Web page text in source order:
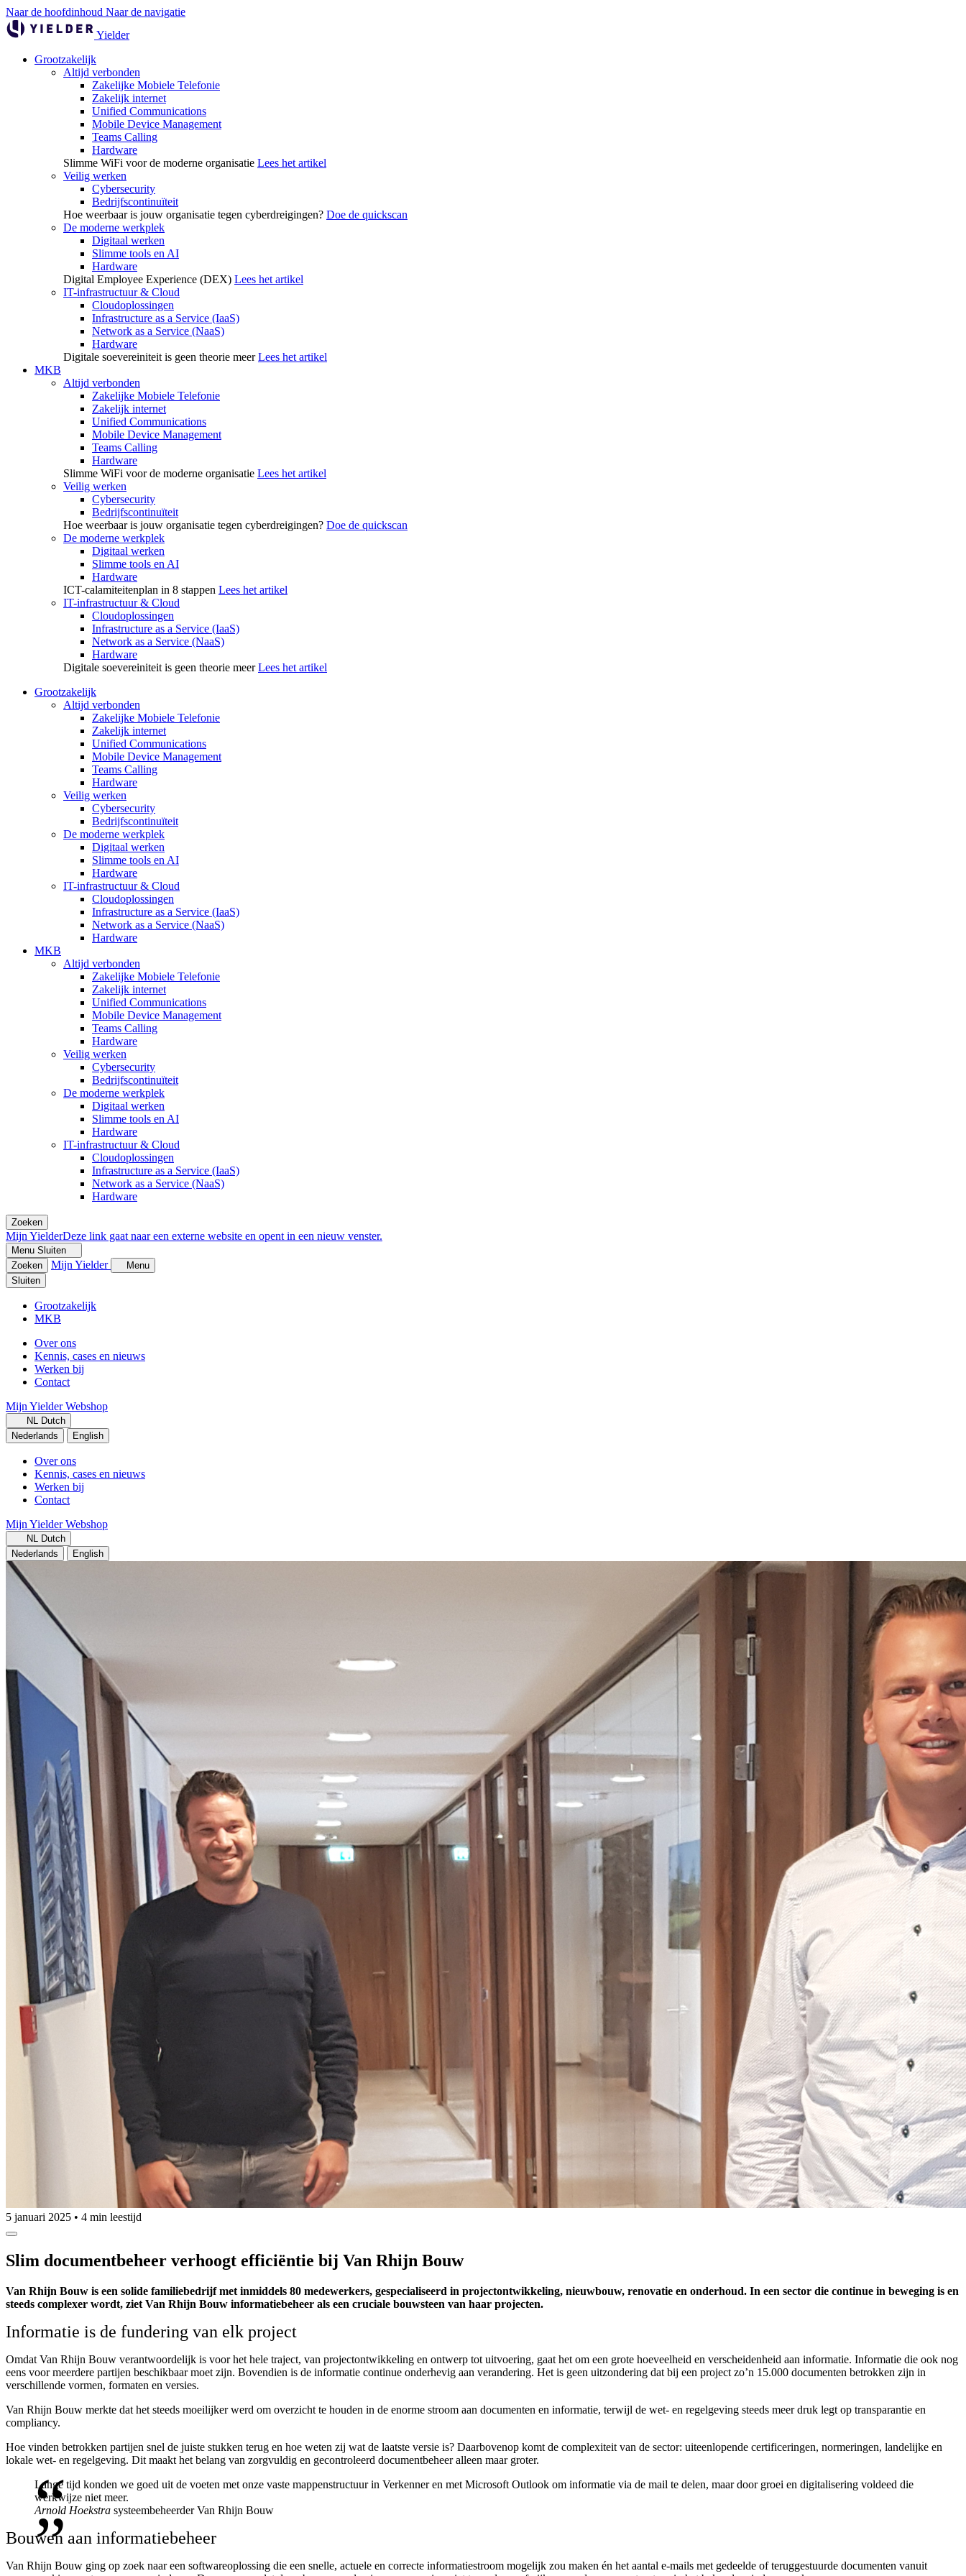
Naar de hoofdinhoud Naar de navigatie
Yielder
Grootzakelijk
Altijd verbonden
Zakelijke Mobiele Telefonie
Zakelijk internet
Unified Communications
Mobile Device Management
Teams Calling
Hardware
Slimme WiFi voor de moderne organisatie Lees het artikel
Veilig werken
Cybersecurity
Bedrijfscontinuïteit
Hoe weerbaar is jouw organisatie tegen cyberdreigingen? Doe de quickscan
De moderne werkplek
Digitaal werken
Slimme tools en AI
Hardware
Digital Employee Experience (DEX) Lees het artikel
IT-infrastructuur & Cloud
Cloudoplossingen
Infrastructure as a Service (IaaS)
Network as a Service (NaaS)
Hardware
Digitale soevereiniteit is geen theorie meer Lees het artikel
MKB
Altijd verbonden
Zakelijke Mobiele Telefonie
Zakelijk internet
Unified Communications
Mobile Device Management
Teams Calling
Hardware
Slimme WiFi voor de moderne organisatie Lees het artikel
Veilig werken
Cybersecurity
Bedrijfscontinuïteit
Hoe weerbaar is jouw organisatie tegen cyberdreigingen? Doe de quickscan
De moderne werkplek
Digitaal werken
Slimme tools en AI
Hardware
ICT-calamiteitenplan in 8 stappen Lees het artikel
IT-infrastructuur & Cloud
Cloudoplossingen
Infrastructure as a Service (IaaS)
Network as a Service (NaaS)
Hardware
Digitale soevereiniteit is geen theorie meer Lees het artikel
Grootzakelijk
Altijd verbonden
Zakelijke Mobiele Telefonie
Zakelijk internet
Unified Communications
Mobile Device Management
Teams Calling
Hardware
Veilig werken
Cybersecurity
Bedrijfscontinuïteit
De moderne werkplek
Digitaal werken
Slimme tools en AI
Hardware
IT-infrastructuur & Cloud
Cloudoplossingen
Infrastructure as a Service (IaaS)
Network as a Service (NaaS)
Hardware
MKB
Altijd verbonden
Zakelijke Mobiele Telefonie
Zakelijk internet
Unified Communications
Mobile Device Management
Teams Calling
Hardware
Veilig werken
Cybersecurity
Bedrijfscontinuïteit
De moderne werkplek
Digitaal werken
Slimme tools en AI
Hardware
IT-infrastructuur & Cloud
Cloudoplossingen
Infrastructure as a Service (IaaS)
Network as a Service (NaaS)
Hardware
Zoeken
Mijn YielderDeze link gaat naar een externe website en opent in een nieuw venster.
Menu Sluiten
Zoeken
Mijn Yielder
Menu
Sluiten
Grootzakelijk
MKB
Over ons
Kennis, cases en nieuws
Werken bij
Contact
Mijn Yielder Webshop
NL Dutch
Nederlands
English
Over ons
Kennis, cases en nieuws
Werken bij
Contact
Mijn Yielder Webshop
NL Dutch
Nederlands
English
5 januari 2025 • 4 min leestijd
Slim documentbeheer verhoogt efficiëntie bij Van Rhijn Bouw
Van Rhijn Bouw is een solide familiebedrijf met inmiddels 80 medewerkers, gespecialiseerd in projectontwikkeling, nieuwbouw, renovatie en onderhoud. In een sector die continue in beweging is en
steeds complexer wordt, ziet Van Rhijn Bouw informatiebeheer als een cruciale bouwsteen van haar projecten.
Informatie is de fundering van elk project
Omdat Van Rhijn Bouw verantwoordelijk is voor het hele traject, van projectontwikkeling en ontwerp tot uitvoering, gaat het om een grote hoeveelheid en verscheidenheid aan informatie. Informatie die ook nog
eens voor meerdere partijen beschikbaar moet zijn. Bovendien is de informatie continue onderhevig aan verandering. Het is geen uitzondering dat bij een project zo’n 15.000 documenten betrokken zijn in
verschillende vormen, formaten en versies.
Van Rhijn Bouw merkte dat het steeds moeilijker werd om overzicht te houden in de enorme stroom aan documenten en informatie, terwijl de wet- en regelgeving steeds meer druk legt op transparantie en
compliancy.
Hoe vinden betrokken partijen snel de juiste stukken terug en hoe weten zij wat de laatste versie is? Daarbovenop komt de complexiteit van de sector: uiteenlopende certificeringen, normeringen, landelijke en
lokale wet- en regelgeving. Dit maakt het belang van zorgvuldig en gecontroleerd documentbeheer alleen maar groter.
Lange tijd konden we goed uit de voeten met onze vaste mappenstructuur in Verkenner en met Microsoft Outlook om informatie via de mail te delen, maar door groei en digitalisering voldeed die
werkwijze niet meer.
Arnold Hoekstra systeembeheerder Van Rhijn Bouw
Bouwen aan informatiebeheer
Van Rhijn Bouw ging op zoek naar een softwareoplossing die een snelle, actuele en correcte informatiestroom mogelijk zou maken én het aantal e-mails met gedeelde of teruggestuurde documenten vanuit